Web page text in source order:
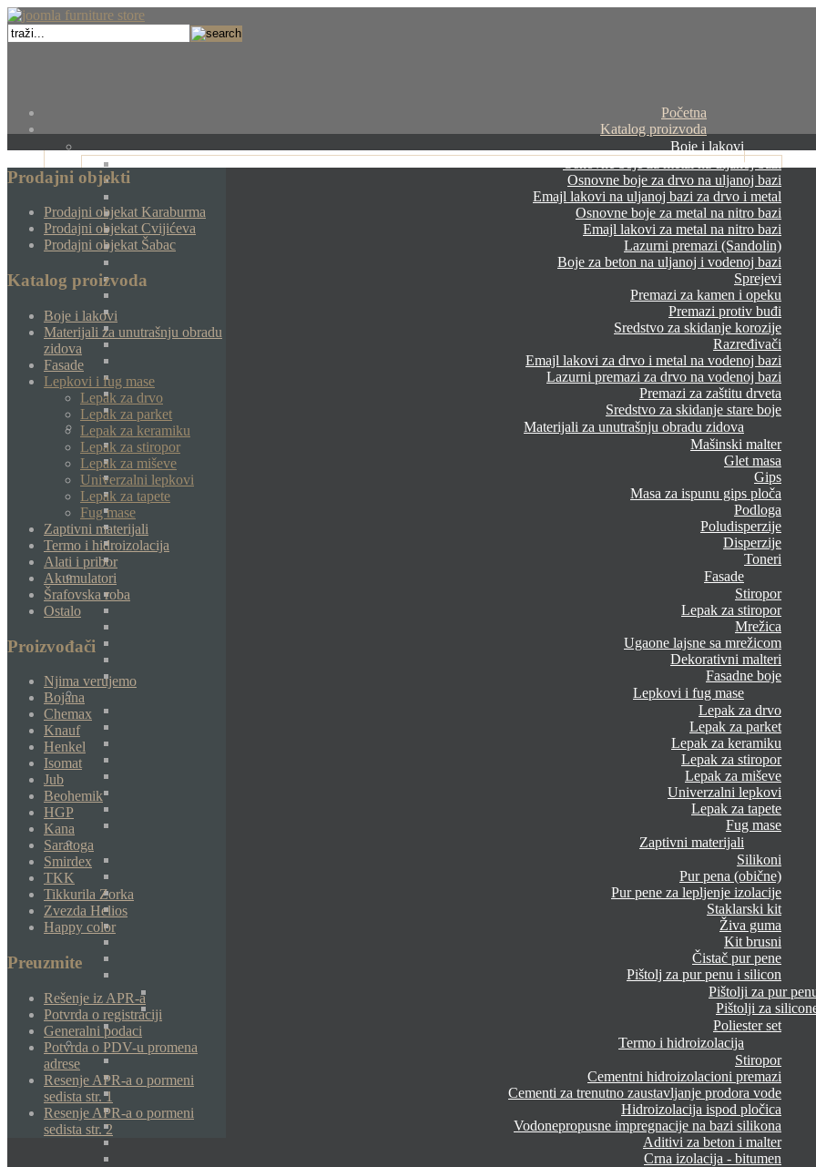
Početna
Katalog proizvoda
Boje i lakovi
Osnovne boje za metal na uljanoj bazi
Osnovne boje za drvo na uljanoj bazi
Emajl lakovi na uljanoj bazi za drvo i metal
Osnovne boje za metal na nitro bazi
Emajl lakovi za metal na nitro bazi
Lazurni premazi (Sandolin)
Boje za beton na uljanoj i vodenoj bazi
Sprejevi
Premazi za kamen i opeku
Premazi protiv buđi
Sredstvo za skidanje korozije
Razređivači
Emajl lakovi za drvo i metal na vodenoj bazi
Lazurni premazi za drvo na vodenoj bazi
Premazi za zaštitu drveta
Sredstvo za skidanje stare boje
Materijali za unutrašnju obradu zidova
Mašinski malter
Glet masa
Gips
Masa za ispunu gips ploča
Podloga
Poludisperzije
Disperzije
Toneri
Fasade
Stiropor
Lepak za stiropor
Mrežica
Ugaone lajsne sa mrežicom
Dekorativni malteri
Fasadne boje
Lepkovi i fug mase
Lepak za drvo
Lepak za parket
Lepak za keramiku
Lepak za stiropor
Lepak za miševe
Univerzalni lepkovi
Lepak za tapete
Fug mase
Zaptivni materijali
Silikoni
Pur pena (obične)
Pur pene za lepljenje izolacije
Staklarski kit
Živa guma
Kit brusni
Čistač pur pene
Pištolj za pur penu i silicon
Pištolji za pur
Pištolji za
Poliester set
Termo i hidroizolacija
Stiropor
Cementni hidroizolacioni premazi
Cementi za trenutno zaustavljanje prodora vode
Hidroizolacija ispod pločica
Vodonepropusne impregnacije na bazi silikona
Aditivi za beton i malter
Crna izolacija - bitumen
Prodajni objekti
Prodajni objekat Karaburma
Prodajni objekat Cvijićeva
Prodajni objekat Šabac
Katalog proizvoda
Boje i lakovi
Materijali za unutrašnju obradu
zidova
Fasade
Lepkovi i fug mase
Lepak za drvo
Lepak za parket
Lepak za keramiku
Lepak za stiropor
Lepak za miševe
Univerzalni lepkovi
Lepak za tapete
Fug mase
Zaptivni materijali
Termo i hidroizolacija
Alati i pribor
Akumulatori
Šrafovska roba
Ostalo
Proizvođači
Njima verujemo
Bojana
Chemax
Knauf
Henkel
Isomat
Jub
Beohemik
HGP
Kana
Saratoga
Smirdex
TKK
Tikkurila Zorka
Zvezda Helios
Happy color
Preuzmite
Rešenje iz APR-a
Potvrda o registraciji
Generalni podaci
Potvrda o PDV-u promena
adrese
Resenje APR-a o pormeni
sedista str. 1
Resenje APR-a o pormeni
sedista str. 2